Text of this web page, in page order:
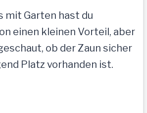
mit Garten hast du
einen kleinen Vorteil, aber
ob der Zaun sicher
Platz vorhanden ist.